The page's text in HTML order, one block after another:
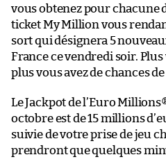
vous obtenez pour chacune
ticket My Million vous
sort qui désignera 5
France ce vendredi soir.
plus vous avez de chances
Le Jackpot de l’Euro
octobre est de 15 millions
suivie de votre prise de jeu
prendront que quelques